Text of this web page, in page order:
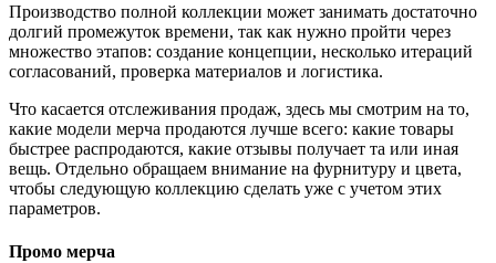
Производство полной коллекции может занимать достаточно
долгий промежуток времени, так как нужно пройти через
множество этапов: создание концепции, несколько итераций
согласований, проверка материалов и логистика.
Что касается отслеживания продаж, здесь мы смотрим на то,
какие модели мерча продаются лучше всего: какие товары
быстрее распродаются, какие отзывы получает та или иная
вещь. Отдельно обращаем внимание на фурнитуру и цвета,
чтобы следующую коллекцию сделать уже с учетом этих
параметров.
Промо мерча